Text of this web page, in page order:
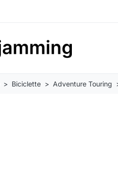
Biciclette Adventure Touring